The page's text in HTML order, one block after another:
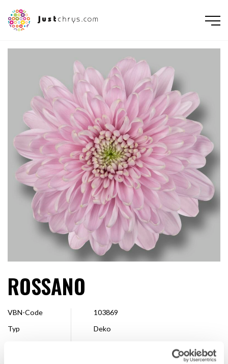
ENGLISH NEDERLANDS DEUTSCH FRANÇAIS РУССКИЙ
ROSSANO
VBN-Code
103869
Typ
Deko